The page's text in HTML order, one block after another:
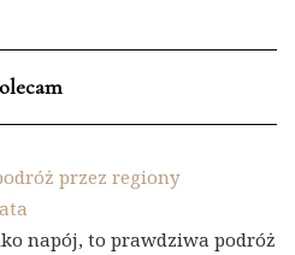
przez regiony
napój, to prawdziwa podróż